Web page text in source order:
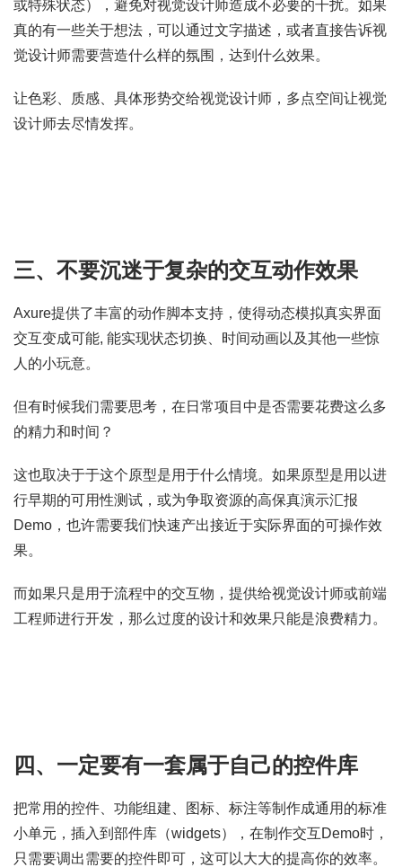
或特殊状态），避免对视觉设计师造成不必要的干扰。如果
真的有一些关于想法，可以通过文字描述，或者直接告诉视
觉设计师需要营造什么样的氛围，达到什么效果。
让色彩、质感、具体形势交给视觉设计师，多点空间让视觉
设计师去尽情发挥。
三、不要沉迷于复杂的交互动作效果
Axure提供了丰富的动作脚本支持，使得动态模拟真实界面
交互变成可能, 能实现状态切换、时间动画以及其他一些惊
人的小玩意。
但有时候我们需要思考，在日常项目中是否需要花费这么多
的精力和时间？
这也取决于于这个原型是用于什么情境。如果原型是用以进
行早期的可用性测试，或为争取资源的高保真演示汇报
Demo，也许需要我们快速产出接近于实际界面的可操作效
果。
而如果只是用于流程中的交互物，提供给视觉设计师或前端
工程师进行开发，那么过度的设计和效果只能是浪费精力。
四、一定要有一套属于自己的控件库
把常用的控件、功能组建、图标、标注等制作成通用的标准
小单元，插入到部件库（widgets），在制作交互Demo时，
只需要调出需要的控件即可，这可以大大的提高你的效率。